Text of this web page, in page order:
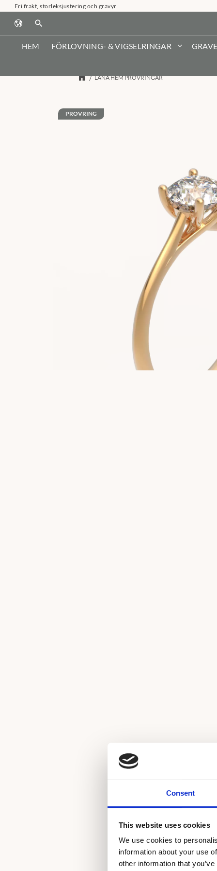
Consent
This website uses cookies
We use cookies to
information about your use
other information that
Fri frakt, storleksjustering och gravyr
search
HEM FÖRLOVNING- & VIGSELRINGAR
LÅNA HEM PROVRINGAR
PROVRING